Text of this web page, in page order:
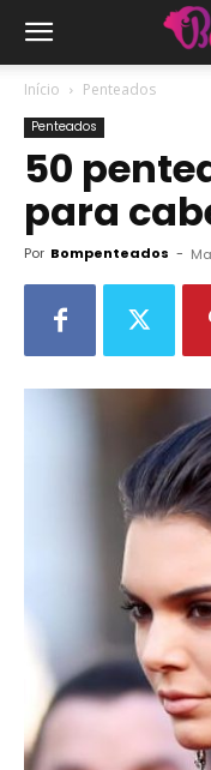
Início Penteados
Penteados
50
para
Por Bompenteados -